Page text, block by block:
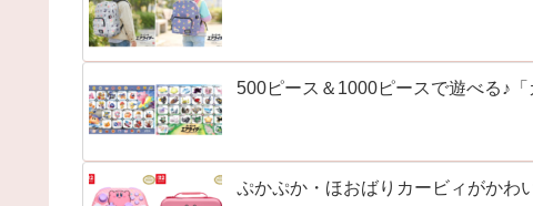
500ピース＆1000ピースで遊べる♪
ぷかぷか・ほおばりカービィがかわ